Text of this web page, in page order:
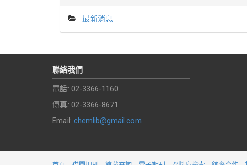
最新消息
聯絡我們
電話: 02-3366-1160
傳真: 02-3366-8671
Email: chemlib@gmail.com